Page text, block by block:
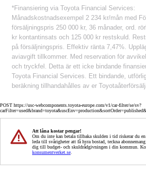
*Finansiering via Toyota Financial Services:
Månadskostnadsexempel 2 234 kr/mån med
försäljningspris 250 000 kr, 36 månader, ord.
kr kontantinsats och 125 000 kr restskuld.
på försäljningspris. Effektiv ränta 7,47%.
aviavgift tillkommer. Med reservation för
och tryckfel. Detta är ett icke bindande
Toyota Financial Services. Ett bindande,
beräkning tillhandahålles av er
POST https://usc-webcomponents.toyota-europe.com/v1/car-filter/se/sv?
Att låna kostar pengar!
Om du inte kan betala tillbaka skulden i tid riskerar du
leda till svårigheter att få hyra bostad, teckna
dig till budget- och skuldrådgivningen i din kommun.
konsumentverket.se